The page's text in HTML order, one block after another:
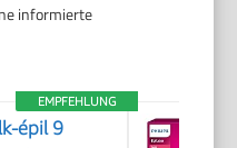
informierte
EMPFEHLUNG
épil 9